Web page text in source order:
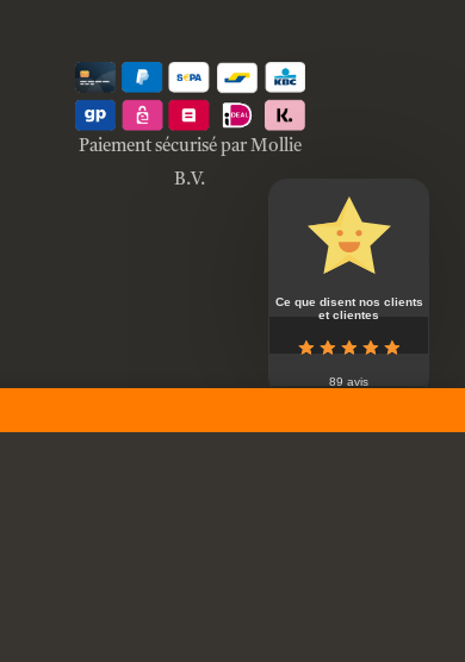
Paiement sécurisé par Mollie
B.V.
Ce que disent nos clients
et clientes
89 avis